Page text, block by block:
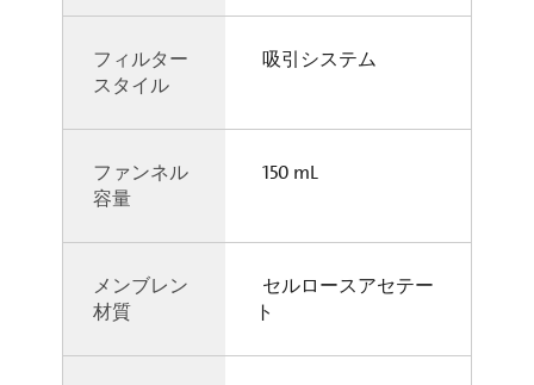
フィルター
スタイル
吸引システム
ファンネル
容量
150 mL
メンブレン
材質
セルロースアセテー
ト